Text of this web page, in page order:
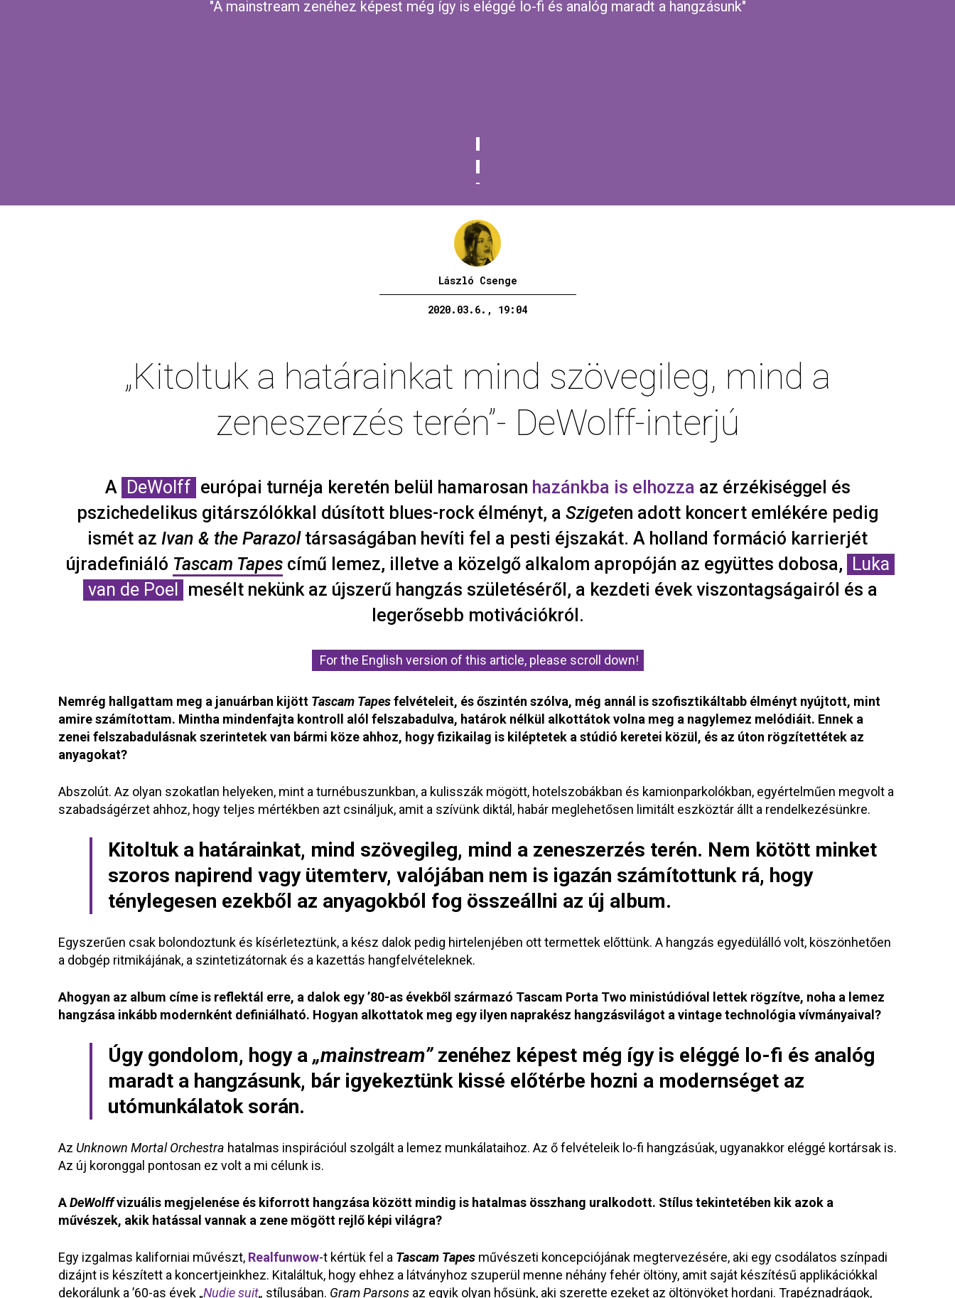
"A mainstream zenéhez képest még így is eléggé lo-fi és analóg maradt a hangzásunk"
László Csenge
2020.03.6., 19:04
„Kitoltuk a határainkat mind szövegileg, mind a
zeneszerzés terén”- DeWolff-interjú
A DeWolff európai turnéja keretén belül hamarosan hazánkba is elhozza az érzékiséggel és
pszichedelikus gitárszólókkal dúsított blues-rock élményt, a Szigeten adott koncert emlékére pedig
ismét az Ivan & the Parazol társaságában hevíti fel a pesti éjszakát. A holland formáció karrierjét
újradefiniáló Tascam Tapescímű lemez, illetve a közelgő alkalom apropóján az együttes dobosa,
Luka
van de Poel
mesélt nekünk az újszerű hangzás születéséről, a kezdeti évek viszontagságairól és a
legerősebb motivációkról.
For the English version of this article, please scroll down!
Nemrég hallgattam meg a januárban kijött Tascam Tapesfelvételeit, és őszintén szólva, még annál is szofisztikáltabb élményt nyújtott, mint
amire számítottam. Mintha mindenfajta kontroll alól felszabadulva, határok nélkül alkottátok volna meg a nagylemez melódiáit. Ennek a
zenei felszabadulásnak szerintetek van bármi köze ahhoz, hogy fizikailag is kiléptetek a stúdió keretei közül, és az úton rögzítettétek az
anyagokat?
Abszolút. Az olyan szokatlan helyeken, mint a turnébuszunkban, a kulisszák mögött, hotelszobákban és kamionparkolókban, egyértelműen megvolt a
szabadságérzet ahhoz, hogy teljes mértékben azt csináljuk, amit a szívünk diktál, habár meglehetősen limitált eszköztár állt a rendelkezésünkre.
Kitoltuk a határainkat, mind szövegileg, mind a zeneszerzés terén. Nem kötött minket
szoros napirend vagy ütemterv, valójában nem is igazán számítottunk rá, hogy
ténylegesen ezekből az anyagokból fog összeállni az új album.
Egyszerűen csak bolondoztunk és kísérleteztünk, a kész dalok pedig hirtelenjében ott termettek előttünk. A hangzás egyedülálló volt, köszönhetően
a dobgép ritmikájának, a szintetizátornak és a kazettás hangfelvételeknek.
Ahogyan az album címe is reflektál erre, a dalok egy ’80-as évekből származó Tascam Porta Two ministúdióval lettek rögzítve, noha a lemez
hangzása inkább modernként definiálható. Hogyan alkottatok meg egy ilyen naprakész hangzásvilágot a vintage technológia vívmányaival?
Úgy gondolom, hogy a „mainstream” zenéhez képest még így is eléggé lo-fi és analóg
maradt a hangzásunk, bár igyekeztünk kissé előtérbe hozni a modernséget az
utómunkálatok során.
Az Unknown Mortal Orchestra hatalmas inspirációul szolgált a lemez munkálataihoz. Az ő felvételeik lo-fi hangzásúak, ugyanakkor eléggé kortársak is.
Az új koronggal pontosan ez volt a mi célunk is.
ADeWolffvizuális megjelenése és kiforrott hangzása között mindig is hatalmas összhang uralkodott. Stílus tekintetében kik azok a
művészek, akik hatással vannak a zene mögött rejlő képi világra?
Egy izgalmas kaliforniai művészt, Realfunwow-t kértük fel a Tascam Tapes művészeti koncepciójának megtervezésére, aki egy csodálatos színpadi
dizájnt is készített a koncertjeinkhez. Kitaláltuk, hogy ehhez a látványhoz szuperül menne néhány fehér öltöny, amit saját készítésű applikációkkal
dekorálunk a ’60-as évek „Nudie suit„ stílusában. Gram Parsons az egyik olyan hősünk, aki szerette ezeket az öltönyöket hordani. Trapéznadrágok,